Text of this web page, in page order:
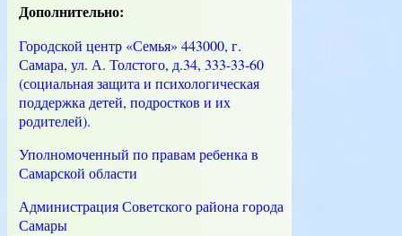
Дополнительно:
Городской центр «Семья» 443000, г.
Самара, ул. А. Толстого, д.34, 333-33-60
(социальная защита и психологическая
поддержка детей, подростков и их
родителей).
Уполномоченный по правам ребенка в
Самарской области
Администрация Советского района города
Самары